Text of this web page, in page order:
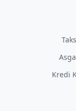
Kredi